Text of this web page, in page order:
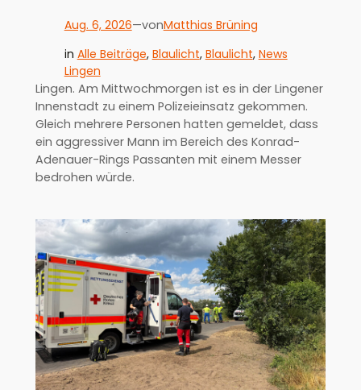
Aug. 6, 2026—vonMatthias Brüning
in Alle Beiträge, Blaulicht, Blaulicht, News
Lingen
Lingen. Am Mittwochmorgen ist es in der Lingener
Innenstadt zu einem Polizeieinsatz gekommen.
Gleich mehrere Personen hatten gemeldet, dass
ein aggressiver Mann im Bereich des Konrad-
Adenauer-Rings Passanten mit einem Messer
bedrohen würde.